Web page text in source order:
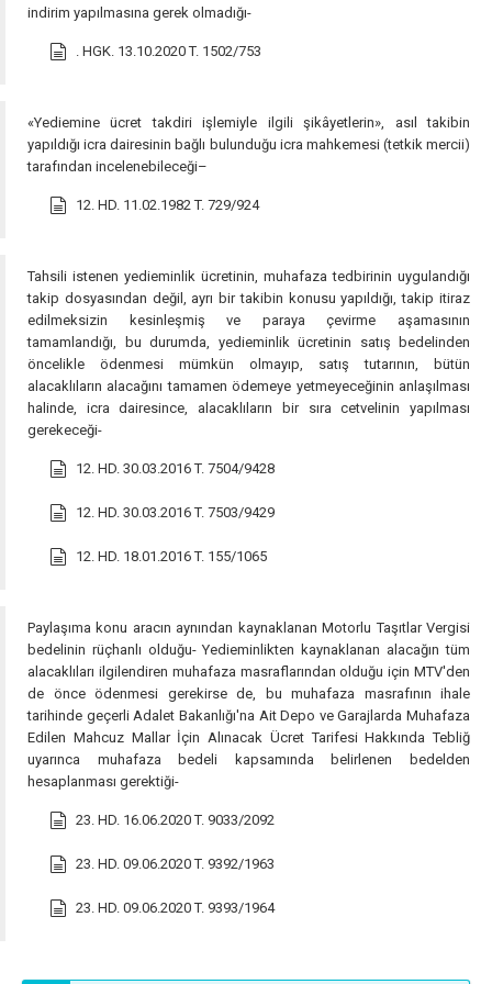
indirim yapılmasına gerek olmadığı-
. HGK. 13.10.2020 T. 1502/753
«Yediemine ücret takdiri işlemiyle ilgili şikâyetlerin», asıl takibin
yapıldığı icra dairesinin bağlı bulunduğu icra mahkemesi (tetkik mercii)
tarafından incelenebileceği–
12. HD. 11.02.1982 T. 729/924
Tahsili istenen yedieminlik ücretinin, muhafaza tedbirinin uygulandığı
takip dosyasından değil, ayrı bir takibin konusu yapıldığı, takip itiraz
edilmeksizin kesinleşmiş ve paraya çevirme aşamasının
tamamlandığı, bu durumda, yedieminlik ücretinin satış bedelinden
öncelikle ödenmesi mümkün olmayıp, satış tutarının, bütün
alacaklıların alacağını tamamen ödemeye yetmeyeceğinin anlaşılması
halinde, icra dairesince, alacaklıların bir sıra cetvelinin yapılması
gerekeceği-
12. HD. 30.03.2016 T. 7504/9428
12. HD. 30.03.2016 T. 7503/9429
12. HD. 18.01.2016 T. 155/1065
Paylaşıma konu aracın aynından kaynaklanan Motorlu Taşıtlar Vergisi
bedelinin rüçhanlı olduğu- Yedieminlikten kaynaklanan alacağın tüm
alacaklıları ilgilendiren muhafaza masraflarından olduğu için MTV'den
de önce ödenmesi gerekirse de, bu muhafaza masrafının ihale
tarihinde geçerli Adalet Bakanlığı'na Ait Depo ve Garajlarda Muhafaza
Edilen Mahcuz Mallar İçin Alınacak Ücret Tarifesi Hakkında Tebliğ
uyarınca muhafaza bedeli kapsamında belirlenen bedelden
hesaplanması gerektiği-
23. HD. 16.06.2020 T. 9033/2092
23. HD. 09.06.2020 T. 9392/1963
23. HD. 09.06.2020 T. 9393/1964